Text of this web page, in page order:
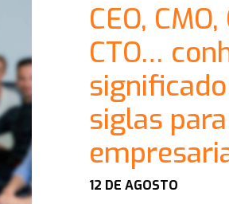
CEO, CMO,
CTO…
siglas
12 DE AGOSTO